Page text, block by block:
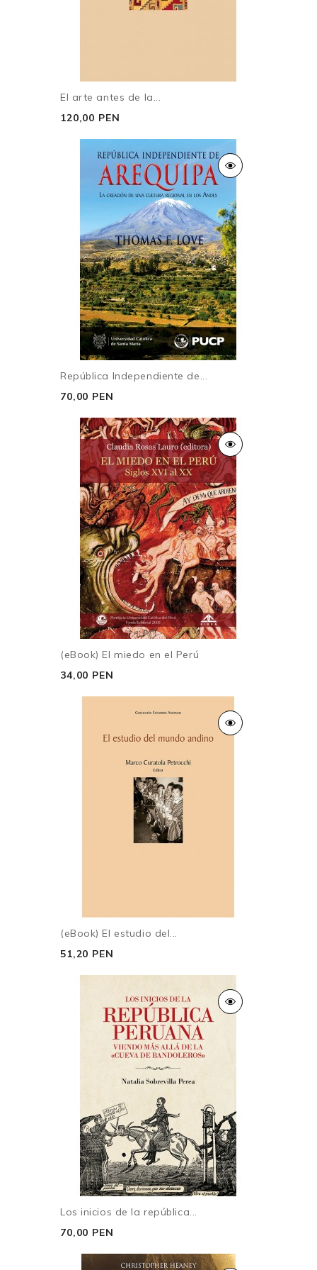
El arte antes de la...
120,00 PEN
República Independiente de...
70,00 PEN
(eBook) El miedo en el Perú
34,00 PEN
(eBook) El estudio del...
51,20 PEN
Los inicios de la república...
70,00 PEN